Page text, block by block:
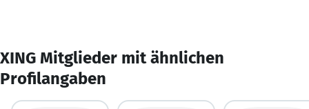
XING Mitglieder mit ähnlichen
Profilangaben